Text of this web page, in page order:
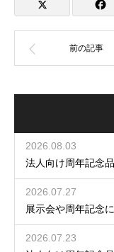
2026.08.03
2026.07.27
展示会や周年記念
2026.07.23